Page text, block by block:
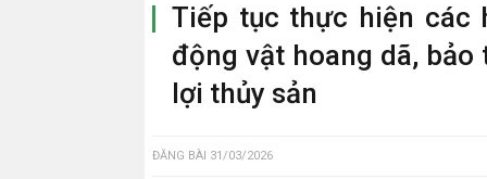
Tiếp tục thực hiện các
động vật hoang dã,
lợi thủy sản
ĐĂNG BÀI 31/03/2026